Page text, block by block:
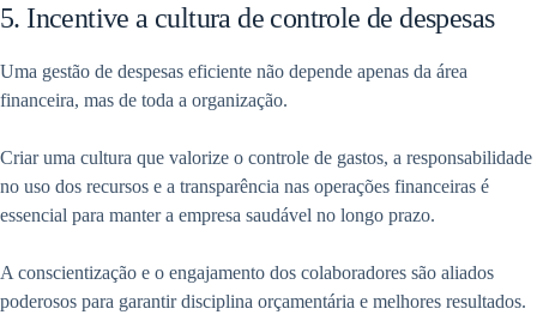
5. Incentive a cultura de controle de despesas
Uma gestão de despesas eficiente não depende apenas da área
financeira, mas de toda a organização.
Criar uma cultura que valorize o controle de gastos, a responsabilidade
no uso dos recursos e a transparência nas operações financeiras é
essencial para manter a empresa saudável no longo prazo.
A conscientização e o engajamento dos colaboradores são aliados
poderosos para garantir disciplina orçamentária e melhores resultados.